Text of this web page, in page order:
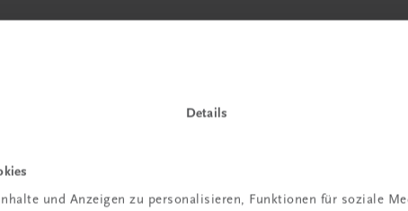
Details
und Anzeigen zu personalisieren, Funktionen für soziale
Wir sind gerne für Sie da